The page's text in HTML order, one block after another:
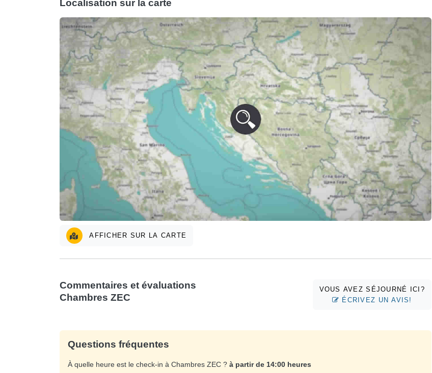
Localisation sur la carte
AFFICHER SUR LA CARTE
Commentaires et évaluations
Chambres ZEC
VOUS AVEZ SÉJOURNÉ ICI?
ÉCRIVEZ UN AVIS!
Questions fréquentes
À quelle heure est le check-in à Chambres ZEC ? à partir de 14:00 heures